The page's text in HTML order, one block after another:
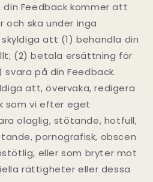
din Feedback kommer att
och ska under inga
att (1) behandla din
(2) betala ersättning för
svara på din Feedback.
att, övervaka, redigera
som vi efter eget
olaglig, stötande, hotfull,
pornografisk, obscen
eller som bryter mot
rättigheter eller dessa